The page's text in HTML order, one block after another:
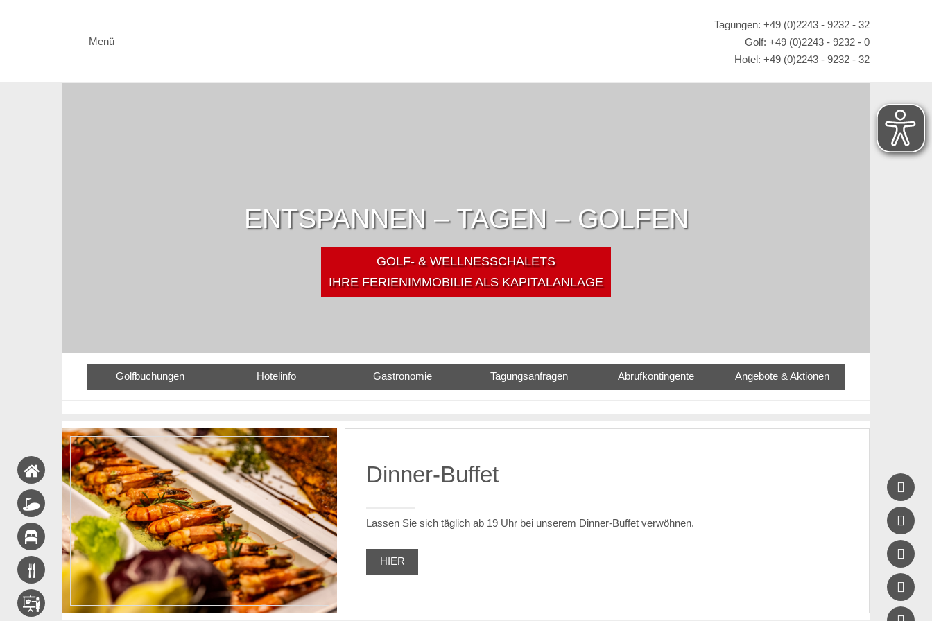
Menü
Tagungen: +49 (0)2243 - 9232 - 32
Golf: +49 (0)2243 - 9232 - 0
Hotel: +49 (0)2243 - 9232 - 32
ENTSPANNEN – TAGEN – GOLFEN
GOLF- & WELLNESSCHALETS
IHRE FERIENIMMOBILIE ALS KAPITALANLAGE
Golfbuchungen Hotelinfo Gastronomie Tagungsanfragen Abrufkontingente Angebote & Aktionen
Dinner-Buffet
Lassen Sie sich täglich ab 19 Uhr bei unserem Dinner-Buffet verwöhnen.
HIER



